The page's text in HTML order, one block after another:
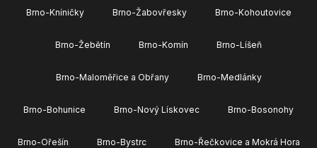
Brno-Kníničky Brno-Žabovřesky Brno-Kohoutovice
Brno-Žebětín Brno-Komín Brno-Líšeň
Brno-Maloměřice a Obřany Brno-Medlánky
Brno-Bohunice Brno-Nový Lískovec Brno-Bosonohy
Brno-Ořešín Brno-Bystrc Brno-Řečkovice a Mokrá Hora